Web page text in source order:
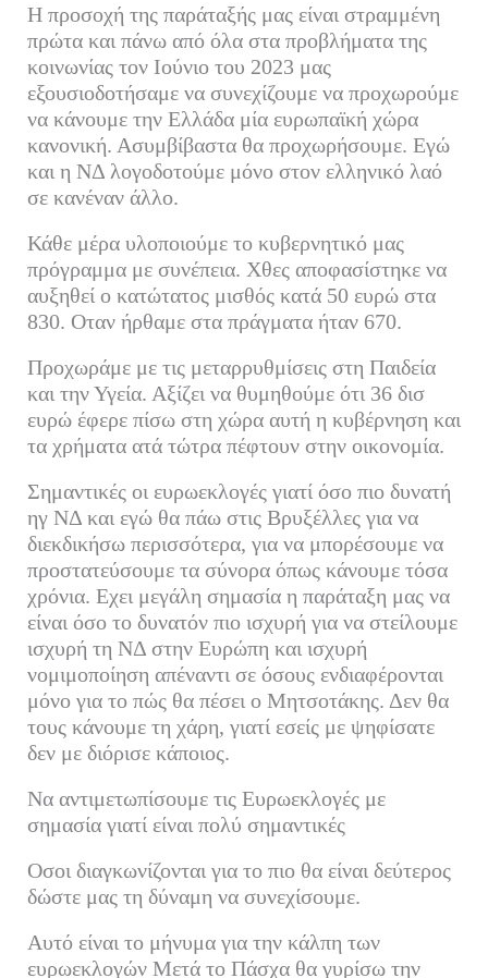
Η προσοχή της παράταξής μας είναι στραμμένη
πρώτα και πάνω από όλα στα προβλήματα της
κοινωνίας τον Ιούνιο του 2023 μας
εξουσιοδοτήσαμε να συνεχίζουμε να προχωρούμε
να κάνουμε την Ελλάδα μία ευρωπαϊκή χώρα
κανονική. Ασυμβίβαστα θα προχωρήσουμε. Εγώ
και η ΝΔ λογοδοτούμε μόνο στον ελληνικό λαό
σε κανέναν άλλο.
Κάθε μέρα υλοποιούμε το κυβερνητικό μας
πρόγραμμα με συνέπεια. Χθες αποφασίστηκε να
αυξηθεί ο κατώτατος μισθός κατά 50 ευρώ στα
830. Οταν ήρθαμε στα πράγματα ήταν 670.
Προχωράμε με τις μεταρρυθμίσεις στη Παιδεία
και την Υγεία. Αξίζει να θυμηθούμε ότι 36 δισ
ευρώ έφερε πίσω στη χώρα αυτή η κυβέρνηση και
τα χρήματα ατά τώτρα πέφτουν στην οικονομία.
Σημαντικές οι ευρωεκλογές γιατί όσο πιο δυνατή
ηγ ΝΔ και εγώ θα πάω στις Βρυξέλλες για να
διεκδικήσω περισσότερα, για να μπορέσουμε να
προστατεύσουμε τα σύνορα όπως κάνουμε τόσα
χρόνια. Εχει μεγάλη σημασία η παράταξη μας να
είναι όσο το δυνατόν πιο ισχυρή για να στείλουμε
ισχυρή τη ΝΔ στην Ευρώπη και ισχυρή
νομιμοποίηση απέναντι σε όσους ενδιαφέρονται
μόνο για το πώς θα πέσει ο Μητσοτάκης. Δεν θα
τους κάνουμε τη χάρη, γιατί εσείς με ψηφίσατε
δεν με διόρισε κάποιος.
Να αντιμετωπίσουμε τις Ευρωεκλογές με
σημασία γιατί είναι πολύ σημαντικές
Οσοι διαγκωνίζονται για το πιο θα είναι δεύτερος
δώστε μας τη δύναμη να συνεχίσουμε.
Αυτό είναι το μήνυμα για την κάλπη των
ευρωεκλογών Μετά το Πάσχα θα γυρίσω την